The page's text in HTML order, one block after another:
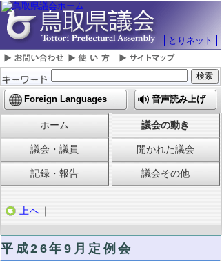
とりネット
Foreign Languages 音声読み上げ
ホーム 議会の動き
議会・議員 開かれた議会
記録・報告 議会その他
上へ ｜
平成26年9月定例会